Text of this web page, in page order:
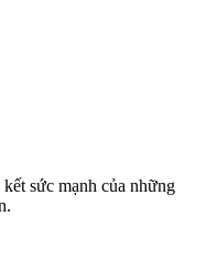
sức mạnh của những